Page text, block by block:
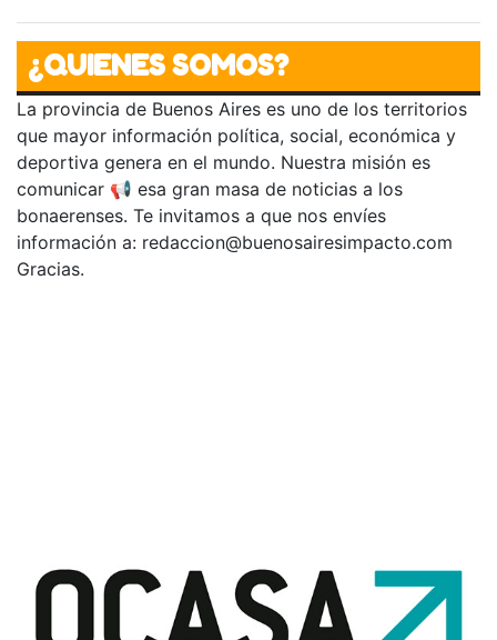
¿QUIENES SOMOS?
La provincia de Buenos Aires es uno de los territorios
que mayor información política, social, económica y
deportiva genera en el mundo. Nuestra misión es
comunicar 📢 esa gran masa de noticias a los
bonaerenses. Te invitamos a que nos envíes
información a: redaccion@buenosairesimpacto.com
Gracias.